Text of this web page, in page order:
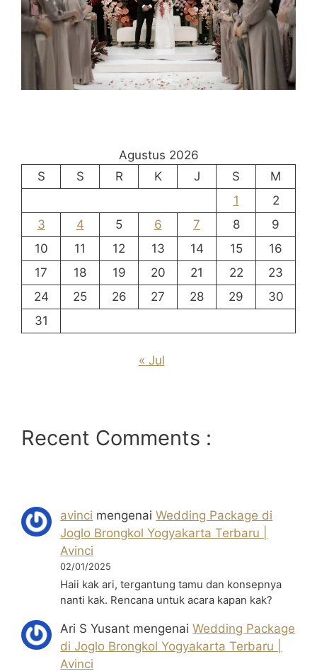
Agustus 2026
S
S R K J S
M
1
2
3
4 5 6 7 8
9
10
11 12 13 14 15
16
17
18 19 20 21 22
23
24
25 26 27 28 29
30
31
« Jul
Recent Comments :
avinci mengenaiWedding Package di
Joglo Brongkol Yogyakarta Terbaru |
Avinci
02/01/2025
Haii kak ari, tergantung tamu dan konsepnya
nanti kak. Rencana untuk acara kapan kak?
Ari S Yusant mengenaiWedding Package
di Joglo Brongkol Yogyakarta Terbaru |
Avinci